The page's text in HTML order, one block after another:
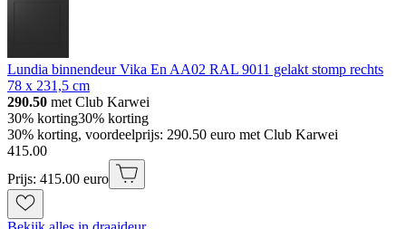
Lundia binnendeur Vika En AA02 RAL 9011 gelakt stomp rechts
78 x 231,5 cm
290.50 met Club Karwei
30% korting30% korting
30% korting, voordeelprijs: 290.50 euro met Club Karwei
415.00
Prijs: 415.00 euro